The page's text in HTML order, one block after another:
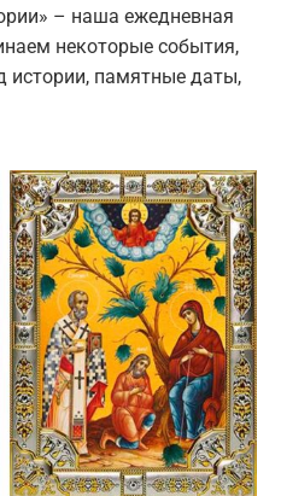
– наша ежедневная
некоторые события,
истории, памятные даты,